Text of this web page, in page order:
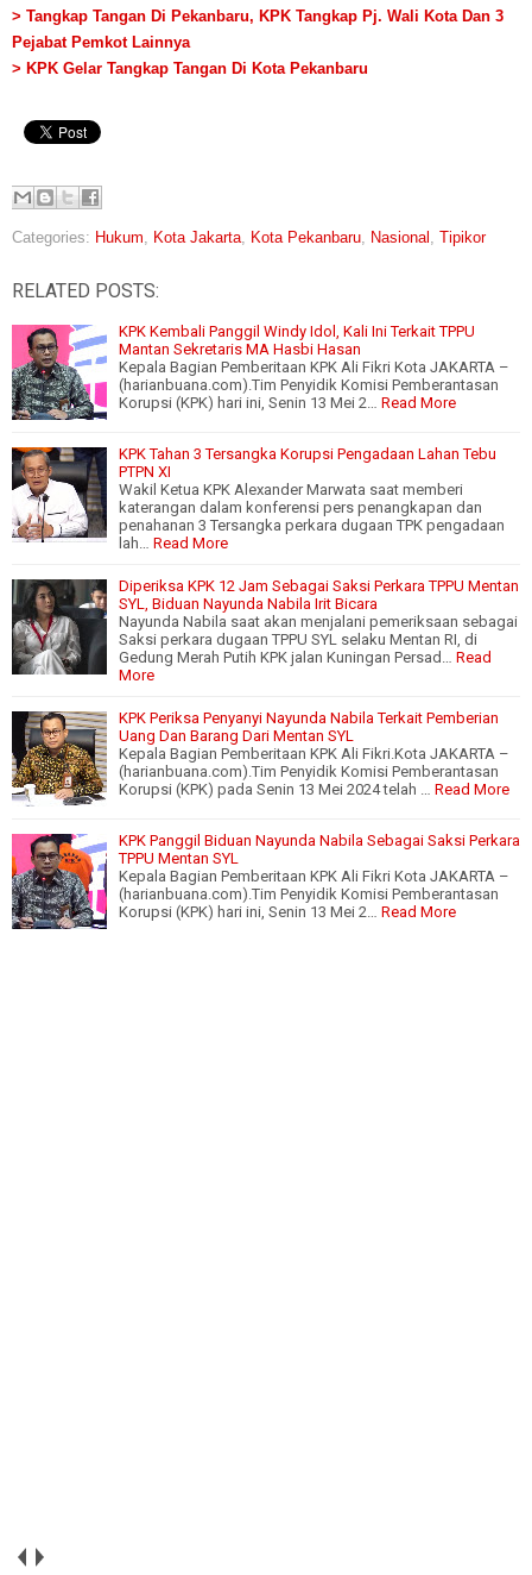
> Tangkap Tangan Di Pekanbaru, KPK Tangkap Pj. Wali Kota Dan 3
Pejabat Pemkot Lainnya
> KPK Gelar Tangkap Tangan Di Kota Pekanbaru
Categories: Hukum, Kota Jakarta, Kota Pekanbaru, Nasional , Tipikor
RELATED POSTS:
KPK Kembali Panggil Windy Idol, Kali Ini Terkait TPPU
Mantan Sekretaris MA Hasbi Hasan
Kepala Bagian Pemberitaan KPK Ali Fikri Kota JAKARTA –
(harianbuana.com).Tim Penyidik Komisi Pemberantasan
Korupsi (KPK) hari ini, Senin 13 Mei 2… Read More
KPK Tahan 3 Tersangka Korupsi Pengadaan Lahan Tebu
PTPN XI
Wakil Ketua KPK Alexander Marwata saat memberi
katerangan dalam konferensi pers penangkapan dan
penahanan 3 Tersangka perkara dugaan TPK pengadaan
lah… Read More
Diperiksa KPK 12 Jam Sebagai Saksi Perkara TPPU Mentan
SYL, Biduan Nayunda Nabila Irit Bicara
Nayunda Nabila saat akan menjalani pemeriksaan sebagai
Saksi perkara dugaan TPPU SYL selaku Mentan RI, di
Gedung Merah Putih KPK jalan Kuningan Persad… Read
More
KPK Periksa Penyanyi Nayunda Nabila Terkait Pemberian
Uang Dan Barang Dari Mentan SYL
Kepala Bagian Pemberitaan KPK Ali Fikri.Kota JAKARTA –
(harianbuana.com).Tim Penyidik Komisi Pemberantasan
Korupsi (KPK) pada Senin 13 Mei 2024 telah … Read More
KPK Panggil Biduan Nayunda Nabila Sebagai Saksi Perkara
TPPU Mentan SYL
Kepala Bagian Pemberitaan KPK Ali Fikri Kota JAKARTA –
(harianbuana.com).Tim Penyidik Komisi Pemberantasan
Korupsi (KPK) hari ini, Senin 13 Mei 2… Read More